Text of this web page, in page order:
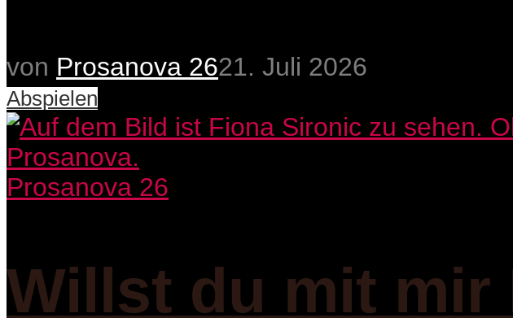
von Prosanova 2621. Juli 2026
Abspielen
Prosanova 26
Willst du mit mir